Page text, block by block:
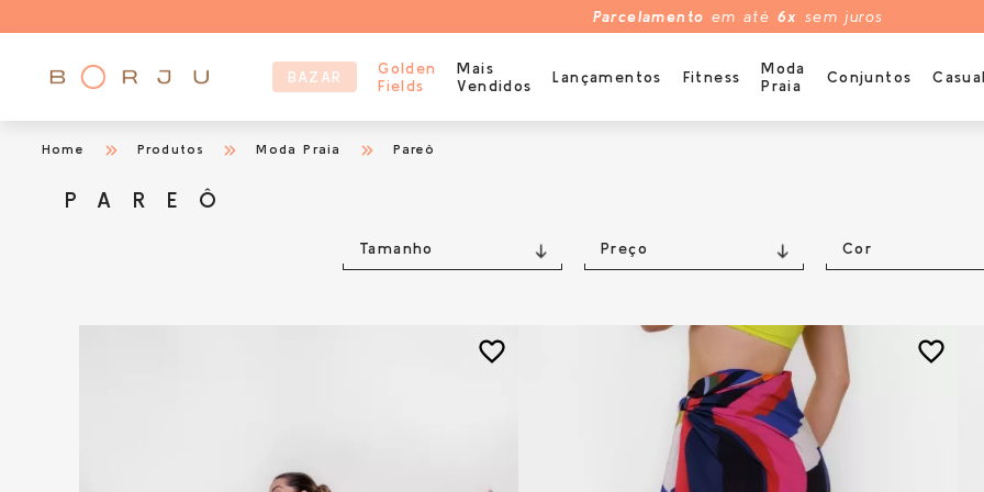
Parcelamento em até 6x sem juros
BAZAR
Golden
Fields
Mais
Vendidos
Lançamentos Fitness
Moda
Praia
Conjuntos Casual
Home Produtos Moda Praia Pareô
PAREÔ
Tamanho Preço Cor
favorite_border favorite_border